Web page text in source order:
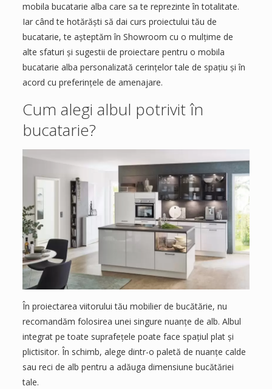
mobila bucatarie alba care sa te reprezinte în totalitate.
Iar când te hotărăști să dai curs proiectului tău de
bucatarie, te așteptăm în Showroom cu o mulțime de
alte sfaturi și sugestii de proiectare pentru o mobila
bucatarie alba personalizată cerințelor tale de spațiu și în
acord cu preferințele de amenajare.
Cum alegi albul potrivit în
bucatarie?
În proiectarea viitorului tău mobilier de bucătărie, nu
recomandăm folosirea unei singure nuanțe de alb. Albul
integrat pe toate suprafețele poate face spațiul plat și
plictisitor. În schimb, alege dintr-o paletă de nuanțe calde
sau reci de alb pentru a adăuga dimensiune bucătăriei
tale.